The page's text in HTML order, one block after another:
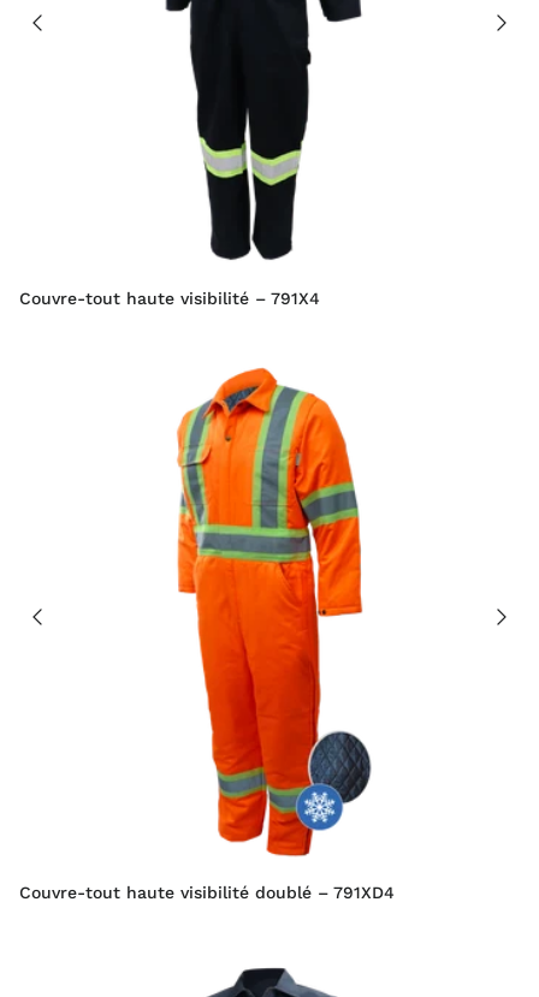
Couvre-tout haute visibilité – 791X4
Couvre-tout haute visibilité doublé – 791XD4